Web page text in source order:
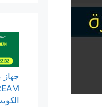
جهاز